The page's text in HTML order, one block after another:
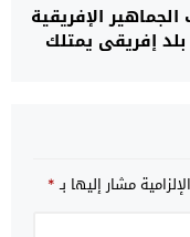
الإفريقية
إفريقي يمتلك
مشار إليها بـ*